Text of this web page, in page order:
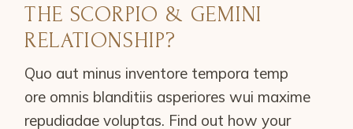
THE SCORPIO & GEMINI
RELATIONSHIP?
Quo aut minus inventore tempora temp
ore omnis blanditiis asperiores wui maxime
repudiadae voluptas. Find out how your